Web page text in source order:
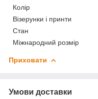
Колір
Візерунки і принти
Стан
Міжнародний розмір
Приховати
Умови доставки